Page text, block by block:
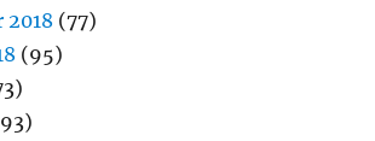
2018 (77)
(95)